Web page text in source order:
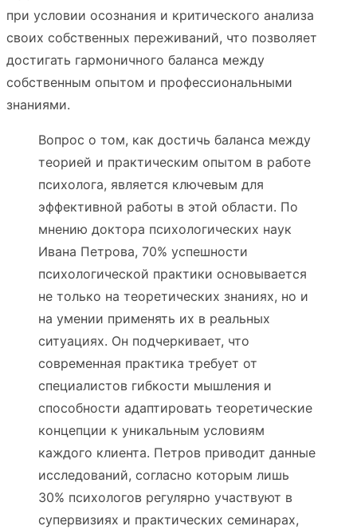
при условии осознания и критического анализа
своих собственных переживаний, что позволяет
достигать гармоничного баланса между
собственным опытом и профессиональными
знаниями.
Вопрос о том, как достичь баланса между
теорией и практическим опытом в работе
психолога, является ключевым для
эффективной работы в этой области. По
мнению доктора психологических наук
Ивана Петрова, 70% успешности
психологической практики основывается
не только на теоретических знаниях, но и
на умении применять их в реальных
ситуациях. Он подчеркивает, что
современная практика требует от
специалистов гибкости мышления и
способности адаптировать теоретические
концепции к уникальным условиям
каждого клиента. Петров приводит данные
исследований, согласно которым лишь
30% психологов регулярно участвуют в
супервизиях и практических семинарах,